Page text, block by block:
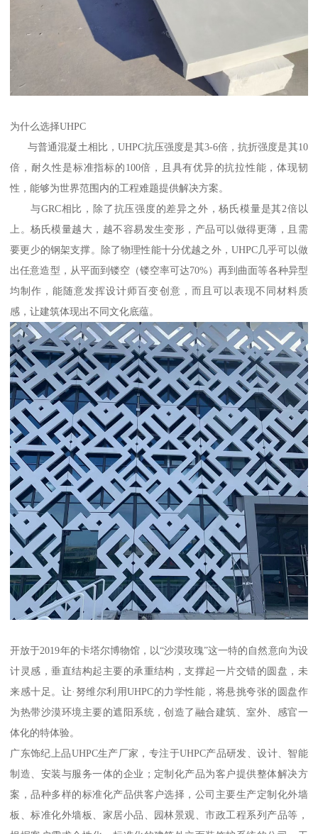
为什么选择UHPC
与普通混凝土相比，UHPC抗压强度是其3-6倍，抗折强度是其10
倍，耐久性是标准指标的100倍，且具有优异的抗拉性能，体现韧
性，能够为世界范围内的工程难题提供解决方案。
与GRC相比，除了抗压强度的差异之外，杨氏模量是其2倍以
上。杨氏模量越大，越不容易发生变形，产品可以做得更薄，且需
要更少的钢架支撑。除了物理性能十分优越之外，UHPC几乎可以做
出任意造型，从平面到镂空（镂空率可达70%）再到曲面等各种异型
均制作，能随意发挥设计师百变创意，而且可以表现不同材料质
感，让建筑体现出不同文化底蕴。
开放于2019年的卡塔尔博物馆，以“沙漠玫瑰”这一特的自然意向为设
计灵感，垂直结构起主要的承重结构，支撑起一片交错的圆盘，未
来感十足。让·努维尔利用UHPC的力学性能，将悬挑夸张的圆盘作
为热带沙漠环境主要的遮阳系统，创造了融合建筑、室外、感官一
体化的特体验。
广东饰纪上品UHPC生产厂家，专注于UHPC产品研发、设计、智能
制造、安装与服务一体的企业；定制化产品为客户提供整体解决方
案，品种多样的标准化产品供客户选择，公司主要生产定制化外墙
板、标准化外墙板、家居小品、园林景观、市政工程系列产品等，